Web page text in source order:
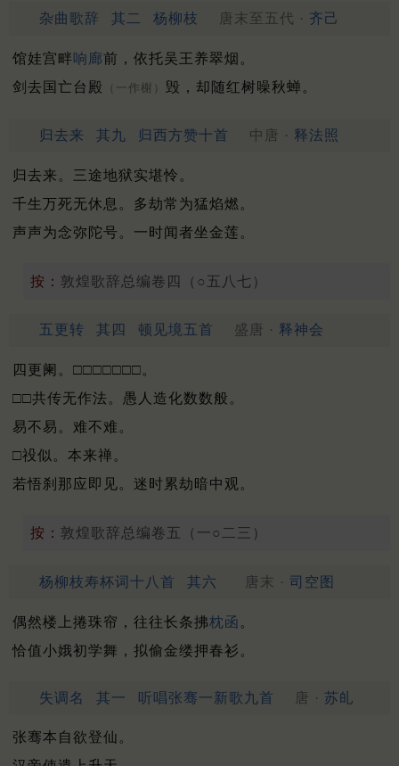
杂曲歌辞 其二 杨柳枝 唐末至五代 · 齐己
馆娃宫畔响廊前，依托吴王养翠烟。
剑去国亡台殿 （一作榭） 毁，却随红树噪秋蝉。
归去来 其九 归西方赞十首 中唐 · 释法照
归去来。三途地狱实堪怜。
千生万死无休息。多劫常为猛焰燃。
声声为念弥陀号。一时闻者坐金莲。
按： 敦煌歌辞总编卷四（○五八七）
五更转 其四 顿见境五首 盛唐 · 释神会
四更阑。□□□□□□□。
□□共传无作法。愚人造化数数般。
易不易。难不难。
□祋似。本来禅。
若悟刹那应即见。迷时累劫暗中观。
按： 敦煌歌辞总编卷五（一○二三）
杨柳枝寿杯词十八首 其六 唐末 · 司空图
偶然楼上捲珠帘，往往长条拂枕函 。
恰值小娥初学舞，拟偷金缕押春衫。
失调名 其一 听唱张骞一新歌九首 唐 · 苏癿
张骞本自欲登仙。